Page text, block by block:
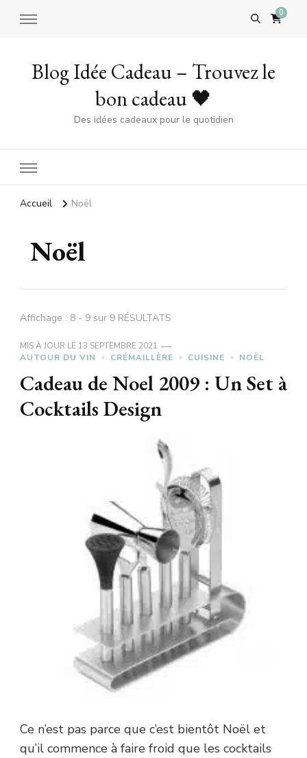
0
Blog Idée Cadeau – Trouvez le
bon cadeau 🖤
Des idées cadeaux pour le quotidien
Accueil Noël
Noël
Affichage : 8 - 9 sur 9 RÉSULTATS
MIS À JOUR LE 13 SEPTEMBRE 2021
AUTOUR DU VIN
CRÉMAILLÈRE CUISINE NOËL
Cadeau de Noel 2009 : Un Set à
Cocktails Design
Ce n’est pas parce que c’est bientôt Noël et
qu’il commence à faire froid que les cocktails